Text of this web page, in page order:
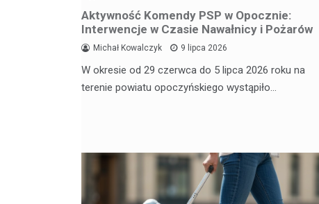
Aktywność Komendy PSP w Opocznie:
Interwencje w Czasie Nawałnicy i Pożarów
Michał Kowalczyk 9 lipca 2026
W okresie od 29 czerwca do 5 lipca 2026 roku na
terenie powiatu opoczyńskiego wystąpiło…